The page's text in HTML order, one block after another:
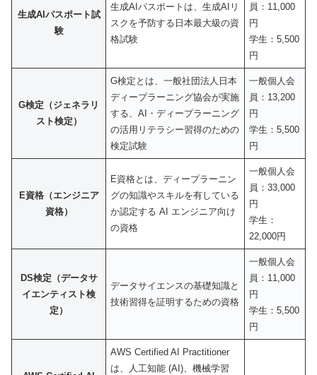
生成AIパスポート試
験
生成AIパスポートは、生成AIリ
スクを予防する日本最大級の資
格試験
員：11,000
円
学生：5,500
円
G検定（ジェネラリ
スト検定）
G検定とは、一般社団法人日本
ディープラーニング協会が実施
する、AI・ディープラーニング
の活⽤リテラシー習得のための
検定試験
一般個人会
員：13,200
円
学生：5,500
円
E資格（エンジニア
資格）
E資格とは、ディープラーニン
グの知識やスキルを有している
か認定する AI エンジニア向け
の資格
一般個人会
員：33,000
円
学生：
22,000円
DS検定（データサ
イエンティスト検
定）
データサイエンスの基礎知識と
技術習得を証明するための資格
一般個人会
員：11,000
円
学生：5,500
円
AWS Certified AI Practitioner
は、人工知能 (AI)、機械学習